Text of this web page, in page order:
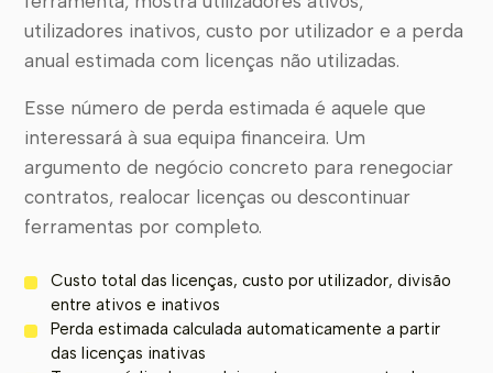
utilizadores inativos, custo por utilizador e a perda
anual estimada com licenças não utilizadas.
Esse número de perda estimada é aquele que
interessará à sua equipa financeira. Um
argumento de negócio concreto para renegociar
contratos, realocar licenças ou descontinuar
ferramentas por completo.
Custo total das licenças, custo por utilizador, divisão
entre ativos e inativos
Perda estimada calculada automaticamente a partir
das licenças inativas